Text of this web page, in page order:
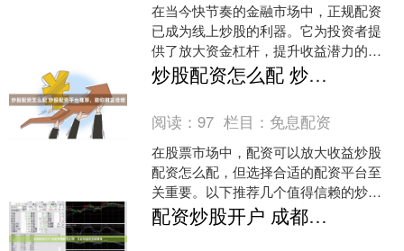
在当今快节奏的金融市场中，正规配资
已成为线上炒股的利器。它为投资者提
供了放大资金杠杆，提升收益潜力的机
会。 配资是指投资者通过向配资公司借
入资金，放大自己的投资....
炒股配资怎么配 炒股配资平台推荐，助你财富倍增
阅读：97 栏目： 免息配资
在股票市场中，配资可以放大收益炒股
配资怎么配，但选择合适的配资平台至
关重要。以下推荐几个值得信赖的炒股
配资平台： * **配资比例：**根据你的风
险承受能力和投....
配资炒股开户 成都期货配资公司：开启财富增值新篇章